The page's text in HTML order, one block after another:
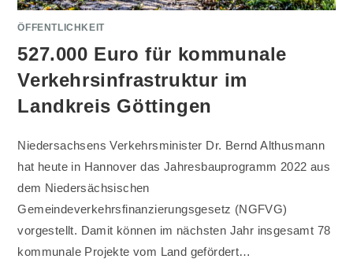
ÖFFENTLICHKEIT
527.000 Euro für kommunale
Verkehrsinfrastruktur im
Landkreis Göttingen
Niedersachsens Verkehrsminister Dr. Bernd Althusmann
hat heute in Hannover das Jahresbauprogramm 2022 aus
dem Niedersächsischen
Gemeindeverkehrsfinanzierungsgesetz (NGFVG)
vorgestellt. Damit können im nächsten Jahr insgesamt 78
kommunale Projekte vom Land gefördert…